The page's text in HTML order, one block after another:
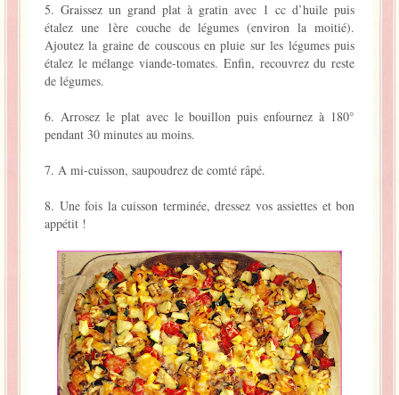
5. Graissez un grand plat à gratin avec 1 cc d’huile puis
étalez une 1ère couche de légumes (environ la moitié).
Ajoutez la graine de couscous en pluie sur les légumes puis
étalez le mélange viande-tomates. Enfin, recouvrez du reste
de légumes.
6. Arrosez le plat avec le bouillon puis enfournez à 180°
pendant 30 minutes au moins.
7. A mi-cuisson, saupoudrez de comté râpé.
8. Une fois la cuisson terminée, dressez vos assiettes et bon
appétit !